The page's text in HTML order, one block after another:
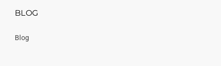
BLOG
Blog